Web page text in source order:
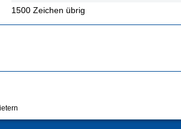
1500 Zeichen übrig